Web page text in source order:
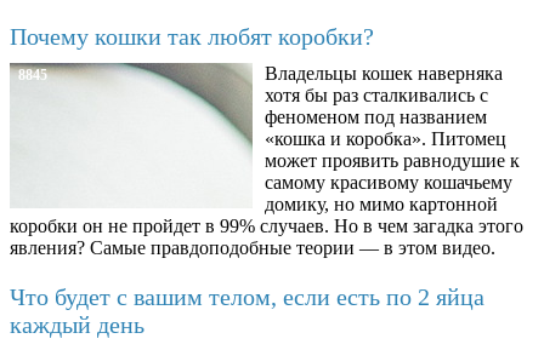
Почему кошки так любят коробки?
8845
Владельцы кошек наверняка
хотя бы раз сталкивались с
феноменом под названием
«кошка и коробка». Питомец
может проявить равнодушие к
самому красивому кошачьему
домику, но мимо картонной
коробки он не пройдет в 99% случаев. Но в чем загадка этого
явления? Самые правдоподобные теории — в этом видео.
Что будет с вашим телом, если есть по 2 яйца
каждый день